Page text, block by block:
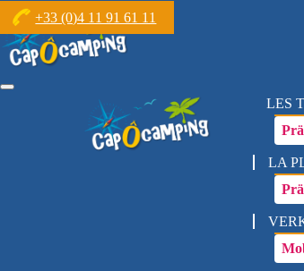
+33 (0)4 11 91 61 11
Toggle
LES
LA